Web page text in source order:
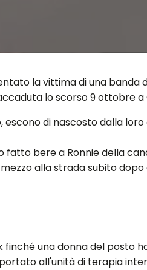
la vittima di una
lo scorso 9 ottobre a
escono di nascosto dalla
fatto bere a Ronnie della
alla strada subito
una donna del posto
all'unità di terapia